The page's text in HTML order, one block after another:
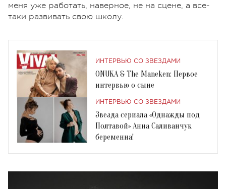
меня уже работать, наверное, не на сцене, а все-
таки развивать свою школу.
ИНТЕРВЬЮ СО ЗВЕЗДАМИ
ONUKA & The Maneken: Первое
интервью о сыне
ИНТЕРВЬЮ СО ЗВЕЗДАМИ
Звезда сериала «Однажды под
Полтавой» Анна Саливанчук
беременна!